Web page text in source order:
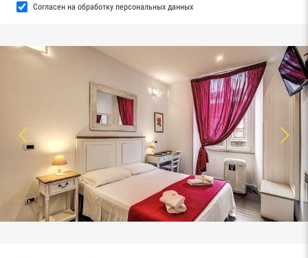
Согласен на обработку персональных данных